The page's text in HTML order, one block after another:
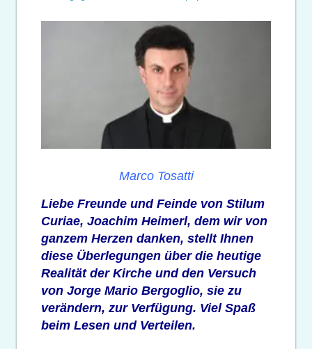
Marco Tosatti
Liebe Freunde und Feinde von Stilum
Curiae, Joachim Heimerl, dem wir von
ganzem Herzen danken, stellt Ihnen
diese Überlegungen über die heutige
Realität der Kirche und den Versuch
von Jorge Mario Bergoglio, sie zu
verändern, zur Verfügung. Viel Spaß
beim Lesen und Verteilen.